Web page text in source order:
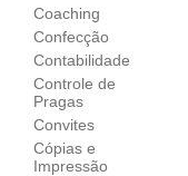
Coaching
Confecção
Contabilidade
Controle de
Pragas
Convites
Cópias e
Impressão